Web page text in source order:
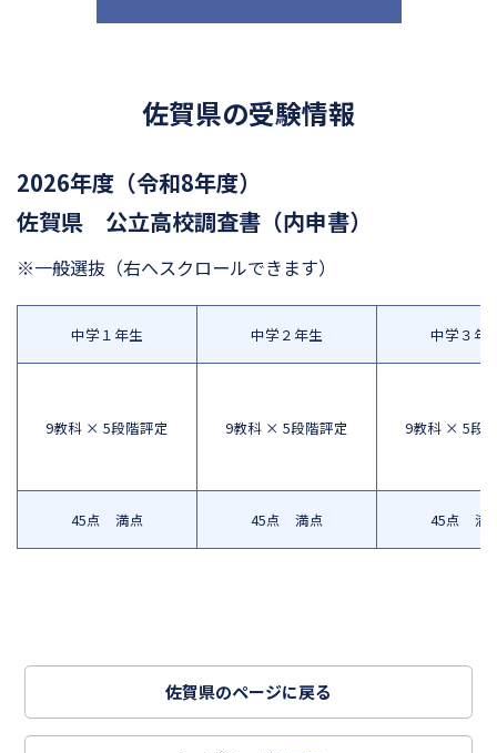
佐賀県の受験情報
2026年度（令和8年度）
佐賀県 公立高校調査書（内申書）
※一般選抜 （右へスクロールできます）
中学１年生
9教科 × 5段階評定
45点 満点
中学２年生
9教科 × 5段階評定
45点 満点
中学３年
9教科 × 5段
45点 満
佐賀県のページに戻る